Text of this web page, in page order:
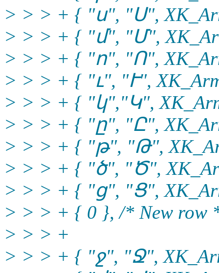
> > > + { "ս", "Ս",
> > > + { "մ", "Մ",
> > > + { "ո", "Ո",
> > > + { "ւ", "Ւ",
> > > + { "կ","Կ",
> > > + { "ը", "Ը",
> > > + { "թ", "Թ",
> > > + { "ծ", "Ծ",
> > > + { "ց", "Ց",
> > > + { 0 }, /* New row
> > > +
> > > + { "ջ", "Ջ",